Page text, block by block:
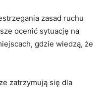
zasad ruchu
ocenić sytuację na
gdzie wiedzą, że
zatrzymują się dla